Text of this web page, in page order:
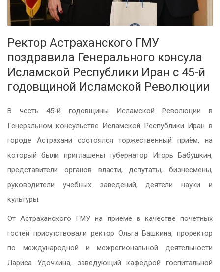
Ректор Астраханского ГМУ
поздравила Генерального консула
Исламской Республики Иран с 45-й
годовщиной Исламской Революции
В честь 45-й годовщины Исламской Революции в
Генеральном консульстве Исламской Республики Иран в
городе Астрахани состоялся торжественный приём, на
который были приглашены губернатор Игорь Бабушкин,
представители органов власти, депутаты, бизнесмены,
руководители учебных заведений, деятели науки и
культуры.
От Астраханского ГМУ на приеме в качестве почетных
гостей присутствовали ректор Ольга Башкина, проректор
по международной и межрегиональной деятельности
Лариса Удочкина, заведующий кафедрой госпитальной